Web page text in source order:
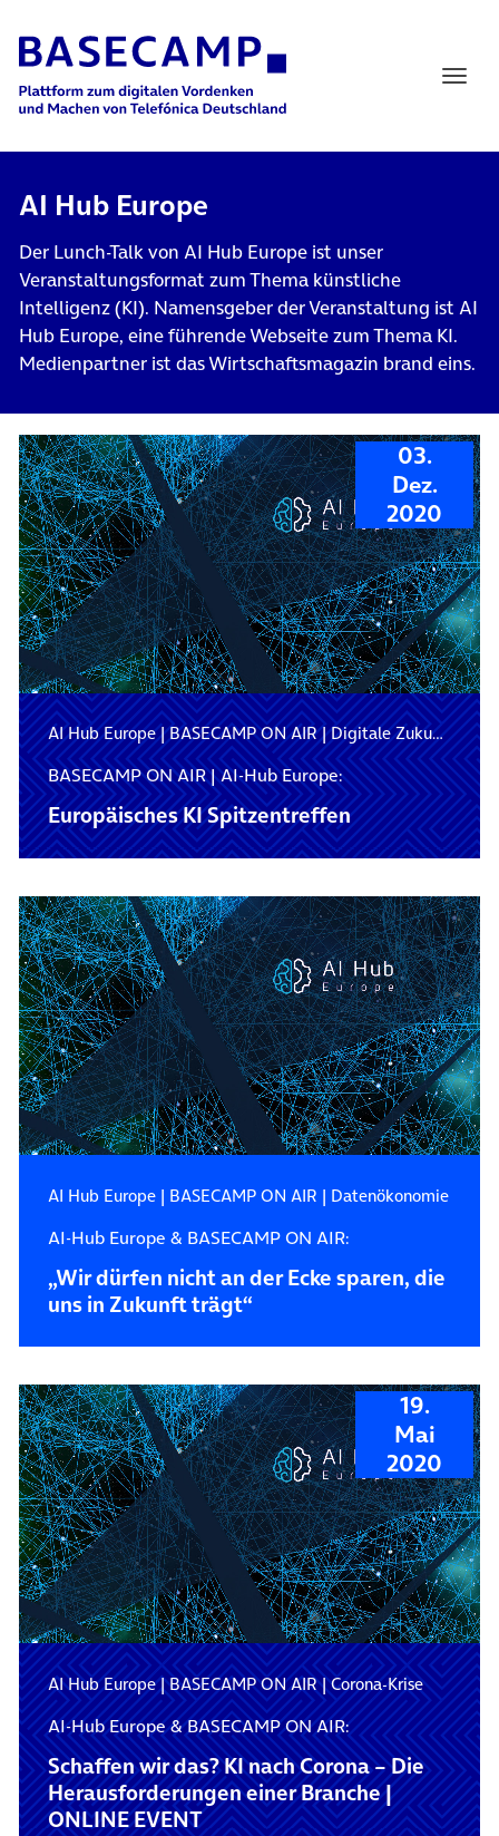
Main Navigation
AI Hub Europe
Der Lunch-Talk von AI Hub Europe ist unser
Veranstaltungsformat zum Thema künstliche
Intelligenz (KI). Namensgeber der Veranstaltung ist AI
Hub Europe, eine führende Webseite zum Thema KI.
Medienpartner ist das Wirtschaftsmagazin brand eins.
03.
Dez.
2020
AI Hub Europe|BASECAMP ON AIR|Digitale Zukunft
BASECAMP ON AIR | AI-Hub Europe:
Europäisches KI Spitzentreffen
AI Hub Europe| BASECAMP ON AIR | Datenökonomie
AI-Hub Europe & BASECAMP ON AIR:
„Wir dürfen nicht an der Ecke sparen, die
uns in Zukunft trägt“
19.
Mai
2020
AI Hub Europe|BASECAMP ON AIR|Corona-Krise
AI-Hub Europe & BASECAMP ON AIR:
Schaffen wir das? KI nach Corona – Die
Herausforderungen einer Branche |
ONLINE EVENT